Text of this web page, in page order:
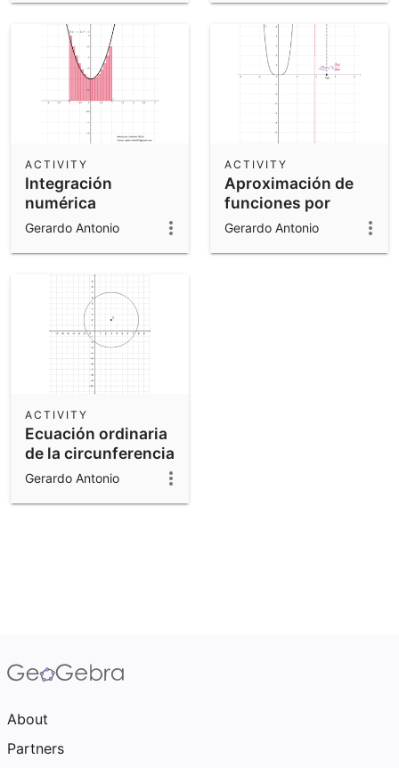
ordenada al origen
Integración
numérica
ACTIVITY
Gerardo Antonio
Aproximación de
funciones por
diferenciales
ACTIVITY
Gerardo Antonio
Ecuación ordinaria
de la circunferencia
ACTIVITY
Gerardo Antonio
About
Partners